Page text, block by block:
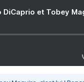
DiCaprio et Tobey